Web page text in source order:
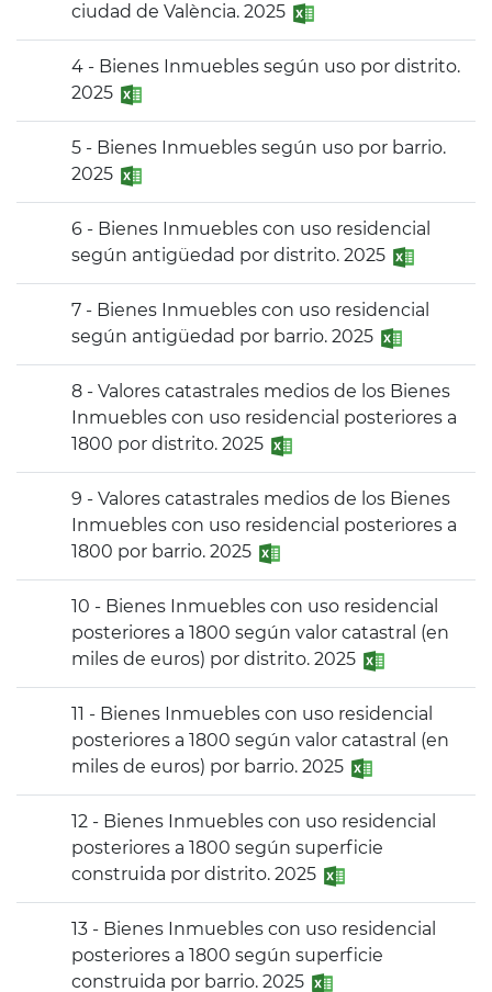
ciudad de València. 2025
4 - Bienes Inmuebles según uso por distrito.
2025
5 - Bienes Inmuebles según uso por barrio.
2025
6 - Bienes Inmuebles con uso residencial
según antigüedad por distrito. 2025
7 - Bienes Inmuebles con uso residencial
según antigüedad por barrio. 2025
8 - Valores catastrales medios de los Bienes
Inmuebles con uso residencial posteriores a
1800 por distrito. 2025
9 - Valores catastrales medios de los Bienes
Inmuebles con uso residencial posteriores a
1800 por barrio. 2025
10 - Bienes Inmuebles con uso residencial
posteriores a 1800 según valor catastral (en
miles de euros) por distrito. 2025
11 - Bienes Inmuebles con uso residencial
posteriores a 1800 según valor catastral (en
miles de euros) por barrio. 2025
12 - Bienes Inmuebles con uso residencial
posteriores a 1800 según superficie
construida por distrito. 2025
13 - Bienes Inmuebles con uso residencial
posteriores a 1800 según superficie
construida por barrio. 2025